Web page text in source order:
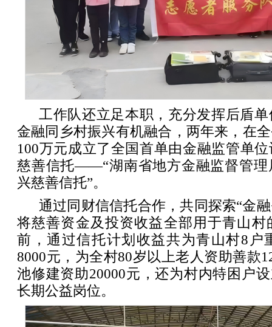
工作队还立足本职，充分发挥后盾
金融同乡村振兴有机融合，两年来，在
100万元成立了全国首单由金融监管单
慈善信托——“湖南省地方金融监督管理
兴慈善信托”。
通过同财信信托合作，共同探索“金
将慈善资金及投资收益全部用于青山村
前，通过信托计划收益共为青山村8户
8000元，为全村80岁以上老人资助善款
池修建资助20000元，还为村内特困户
长期公益岗位。